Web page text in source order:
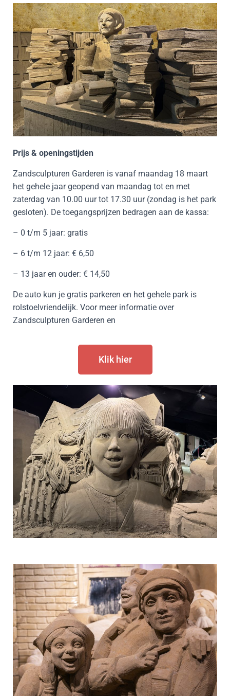
Prijs & openingstijden
Zandsculpturen Garderen is vanaf maandag 18 maart
het gehele jaar geopend van maandag tot en met
zaterdag van 10.00 uur tot 17.30 uur (zondag is het park
gesloten). De toegangsprijzen bedragen aan de kassa:
– 0 t/m 5 jaar: gratis
– 6 t/m 12 jaar: € 6,50
– 13 jaar en ouder: € 14,50
De auto kun je gratis parkeren en het gehele park is
rolstoelvriendelijk. Voor meer informatie over
Zandsculpturen Garderen en
Klik hier